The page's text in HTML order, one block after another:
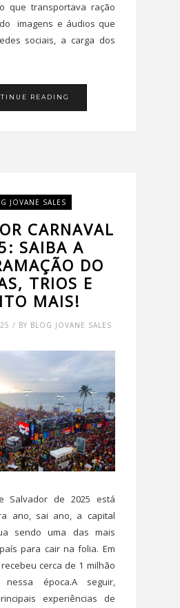
que transportava ração
imagens e áudios que
sociais, a carga dos
READING
JOVANE SALES
CARNAVAL
SAIBA A
DO
TRIOS E
MAIS!
/ BY BLOG JOVANE SALES
Salvador de 2025 está
ano, sai ano, a capital
sendo uma das mais
para cair na folia. Em
cerca de 1 milhão
época.A seguir,
experiências de